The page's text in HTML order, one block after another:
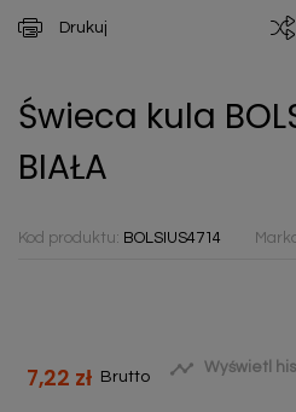
Drukuj
Świeca kula
BIAŁA
Kod produktu: BOLSIUS4714
7,22 zł Brutto  Wyświetl